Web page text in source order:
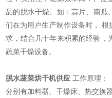
品的脱水干燥。如：蒜片、南瓜
们在为用户生产制作设备时，
求，结合几十年来积累的经验，
蔬菜干燥设备。
脱水蔬菜烘干机供应 工作原理：
分别有加料器、干燥床、热交换